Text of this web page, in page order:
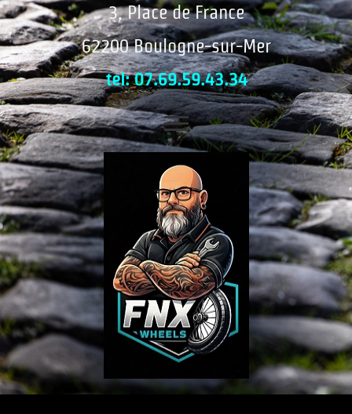
3, Place de France
62200 Boulogne-sur-Mer
tel: 07.69.59.43.34